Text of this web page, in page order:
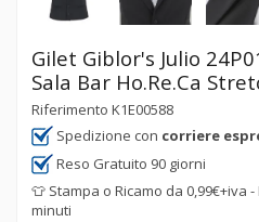
Gilet Giblor's Julio
Sala Bar Ho.Re.Ca
Riferimento K1E00588
Spedizione con corriere
Reso Gratuito 90 giorni
👕 Stampa o Ricamo da 0,99€+iva
minuti